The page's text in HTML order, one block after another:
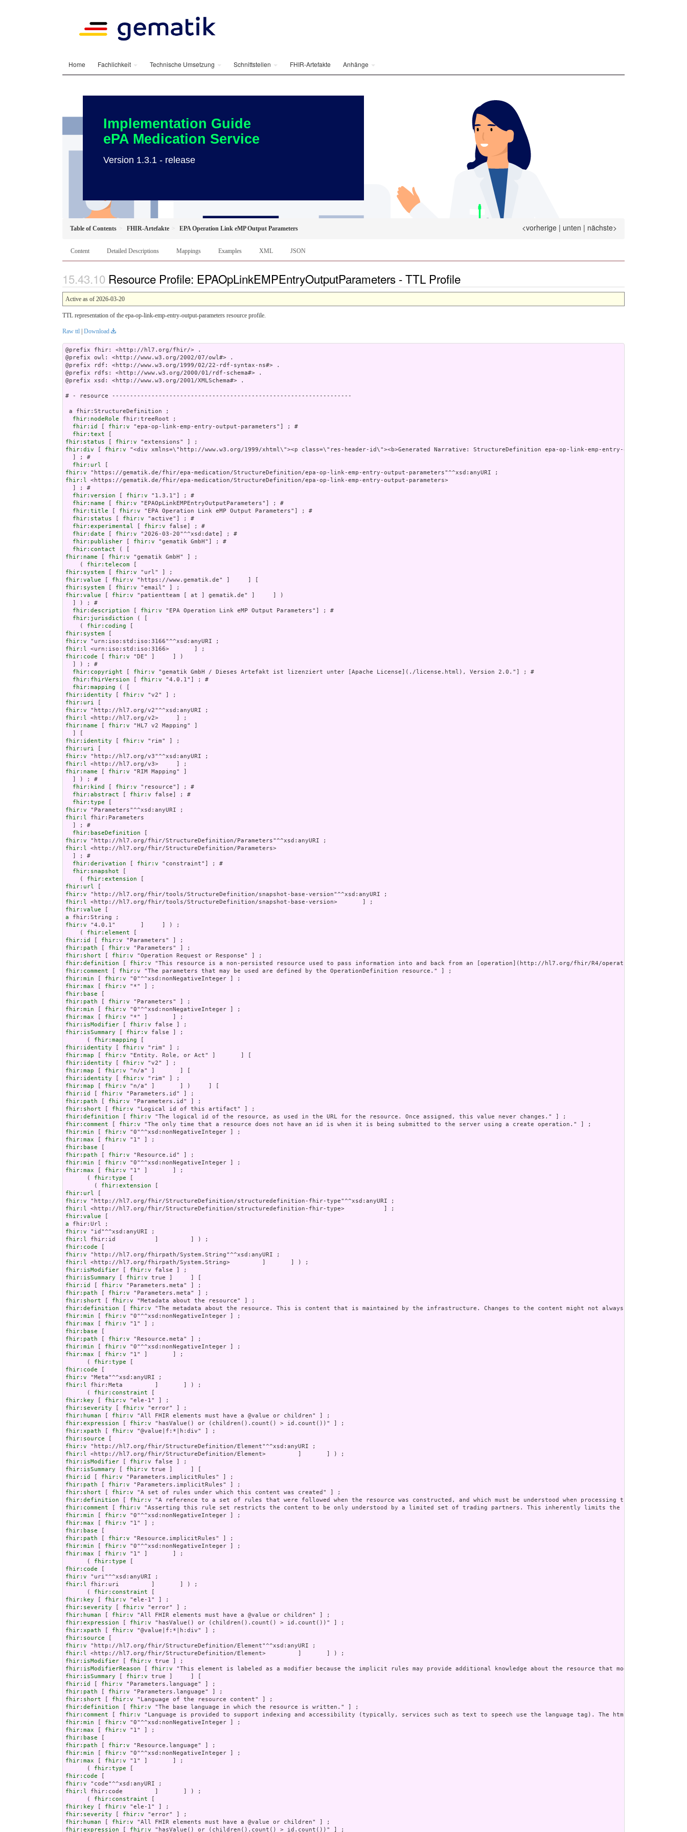
Home Fachlichkeit Technische Umsetzung Schnittstellen FHIR-Artefakte Anhänge
Implementation Guide
ePA Medication Service
Version 1.3.1 - release
Table of Contents FHIR-Artefakte EPA Operation Link eMP Output Parameters <vorherige | unten | nächste>
Content Detailed Descriptions Mappings Examples XML JSON
Resource Profile: EPAOpLinkEMPEntryOutputParameters - TTL Profile
Active as of 2026-03-20
TTL representation of the epa-op-link-emp-entry-output-parameters resource profile.
Raw ttl | Download
@prefix fhir: <http://hl7.org/fhir/> .
@prefix owl: <http://www.w3.org/2002/07/owl#> .
@prefix rdf: <http://www.w3.org/1999/02/22-rdf-syntax-ns#> .
@prefix rdfs: <http://www.w3.org/2000/01/rdf-schema#> .
@prefix xsd: <http://www.w3.org/2001/XMLSchema#> .
# - resource -------------------------------------------------------------------
a fhir:StructureDefinition ;
fhir:nodeRole fhir:treeRoot ;
fhir:id
[ fhir:v "epa-op-link-emp-entry-output-parameters"] ; #
fhir:text
fhir:status [ fhir:v
fhir:div [ fhir:v "<div xmlns=\"http://
fhir:url
fhir:v
fhir:l <https://gematik.de/fhir/epa-medication/StructureDefinition/epa-op-link-emp-entry-output-parameters>
  ] ; #
fhir:version [ fhir:v "1.3.1"] ; #
fhir:name [ fhir:v "EPAOpLinkEMPEntryOutputParameters"] ; #
fhir:title [ fhir:v "EPA Operation Link eMP Output Parameters"] ; #
fhir:status [ fhir:v "active"] ; #
fhir:experimental [ fhir:v false] ; #
fhir:date [ fhir:v "2026-03-20"^^xsd:date] ; #
fhir:publisher [ fhir:v "gematik GmbH"] ; #
fhir:contact
fhir:name [ fhir:v "gematik GmbH" ] ;
    (
fhir:telecom
fhir:system [ fhir:v
fhir:value [ fhir:v
fhir:system [ fhir:v
fhir:value [ fhir:v "patientteam [ at ] gematik.de" ]     ] )
  ] ) ; #
fhir:description [ fhir:v "EPA Operation Link eMP Output Parameters"] ; #
fhir:jurisdiction ( [
    (
fhir:coding
fhir:system
fhir:v
fhir:l
fhir:code [ fhir:v "DE" ]     ] )
  ] ) ; #
fhir:copyright [ fhir:v "gematik GmbH / Dieses Artefakt ist lizenziert unter [Apache License](./license.html), Version 2.0."] ; #
fhir:fhirVersion [ fhir:v "4.0.1"] ; #
fhir:mapping
fhir:identity [ fhir:v
fhir:uri
fhir:v
fhir:l
fhir:name [ fhir:v "HL7 v2 Mapping" ]
fhir:identity [ fhir:v
fhir:uri
fhir:v
fhir:l
fhir:name [ fhir:v "RIM Mapping" ]
  ] ) ; #
fhir:kind
[ fhir:v "resource"] ; #
fhir:abstract [ fhir:v false] ; #
fhir:type
fhir:v
fhir:l fhir:Parameters
  ] ; #
fhir:baseDefinition
fhir:v
fhir:l <http://hl7.org/fhir/StructureDefinition/Parameters>
  ] ; #
fhir:derivation [ fhir:v "constraint"] ; #
fhir:snapshot [
    (
fhir:extension
fhir:url
fhir:v
fhir:l
fhir:value
a
fhir:v "4.0.1"       ]     ] ) ;
    (
fhir:element
fhir:id
[ fhir:v
fhir:path [ fhir:v
fhir:short [ fhir:v
fhir:definition [ fhir:v
fhir:comment [ fhir:v
fhir:min [ fhir:v
fhir:max [ fhir:v
fhir:base
fhir:path [ fhir:v
fhir:min [ fhir:v
fhir:max [ fhir:v
fhir:isModifier [ fhir:v
fhir:isSummary [ fhir:v false ] ;
      (
fhir:mapping
fhir:identity [ fhir:v
fhir:map [ fhir:v
fhir:identity [ fhir:v
fhir:map [ fhir:v
fhir:identity [ fhir:v
fhir:map [ fhir:v
fhir:id
[ fhir:v
fhir:path [ fhir:v
fhir:short [ fhir:v
fhir:definition [ fhir:v
fhir:comment [ fhir:v
fhir:min [ fhir:v
fhir:max [ fhir:v
fhir:base
fhir:path [ fhir:v
fhir:min [ fhir:v
fhir:max [ fhir:v "1" ]       ] ;
      (
fhir:type [
        (
fhir:extension
fhir:url
fhir:v
fhir:l
fhir:value
a
fhir:v
fhir:l
fhir:code
fhir:v
fhir:l
fhir:isModifier [ fhir:v
fhir:isSummary [ fhir:v
fhir:id
[ fhir:v
fhir:path [ fhir:v
fhir:short [ fhir:v
fhir:definition [ fhir:v
fhir:min [ fhir:v
fhir:max [ fhir:v
fhir:base
fhir:path [ fhir:v
fhir:min [ fhir:v
fhir:max [ fhir:v "1" ]       ] ;
      (
fhir:type
fhir:code
fhir:v
fhir:l fhir:Meta         ]       ] ) ;
      (
fhir:constraint
fhir:key [ fhir:v
fhir:severity [ fhir:v
fhir:human [ fhir:v
fhir:expression [ fhir:v
fhir:xpath [ fhir:v
fhir:source
fhir:v
fhir:l
fhir:isModifier [ fhir:v
fhir:isSummary [ fhir:v
fhir:id
[ fhir:v
fhir:path [ fhir:v
fhir:short [ fhir:v
fhir:definition [ fhir:v
fhir:comment [ fhir:v
fhir:min [ fhir:v
fhir:max [ fhir:v
fhir:base
fhir:path [ fhir:v
fhir:min [ fhir:v
fhir:max [ fhir:v "1" ]       ] ;
      (
fhir:type
fhir:code
fhir:v
fhir:l fhir:uri         ]       ] ) ;
      (
fhir:constraint
fhir:key [ fhir:v
fhir:severity [ fhir:v
fhir:human [ fhir:v
fhir:expression [ fhir:v
fhir:xpath [ fhir:v
fhir:source
fhir:v
fhir:l
fhir:isModifier [ fhir:v
fhir:isModifierReason [ fhir:v
fhir:isSummary [ fhir:v
fhir:id
[ fhir:v
fhir:path [ fhir:v
fhir:short [ fhir:v
fhir:definition [ fhir:v
fhir:comment [ fhir:v
fhir:min [ fhir:v
fhir:max [ fhir:v
fhir:base
fhir:path [ fhir:v
fhir:min [ fhir:v
fhir:max [ fhir:v "1" ]       ] ;
      (
fhir:type
fhir:code
fhir:v
fhir:l fhir:code         ]       ] ) ;
      (
fhir:constraint
fhir:key [ fhir:v
fhir:severity [ fhir:v
fhir:human [ fhir:v
fhir:expression [ fhir:v